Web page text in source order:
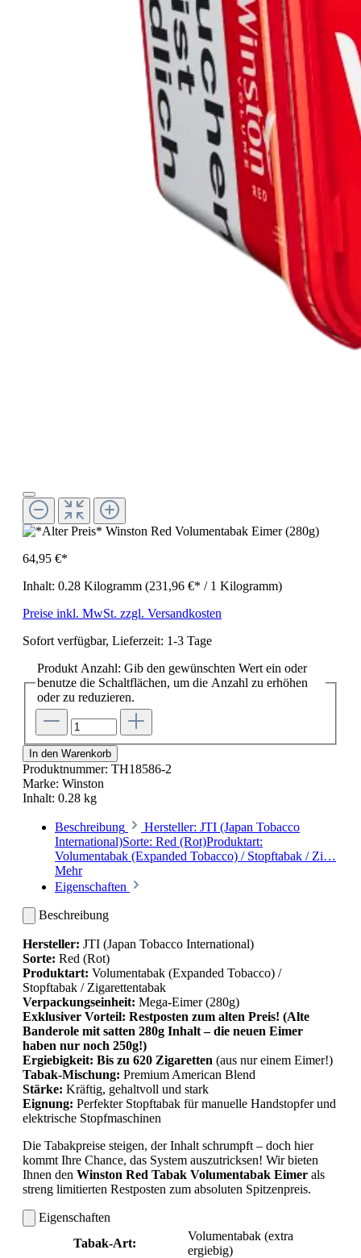
64,95 €*
Inhalt: 0.28 Kilogramm (231,96 €* / 1 Kilogramm)
Preise inkl. MwSt. zzgl. Versandkosten
Sofort verfügbar, Lieferzeit: 1-3 Tage
Produkt Anzahl: Gib den gewünschten Wert ein oder
benutze die Schaltflächen, um die Anzahl zu erhöhen
oder zu reduzieren.
In den Warenkorb
Produktnummer: TH18586-2
Marke: Winston
Inhalt: 0.28 kg
Beschreibung
Hersteller: JTI (Japan Tobacco
International)Sorte: Red (Rot)Produktart:
Volumentabak (Expanded Tobacco) / Stopftabak / Zi…
Mehr
Eigenschaften
Beschreibung
Hersteller: JTI (Japan Tobacco International)
Sorte: Red (Rot)
Produktart: Volumentabak (Expanded Tobacco) /
Stopftabak / Zigarettentabak
Verpackungseinheit: Mega-Eimer (280g)
Exklusiver Vorteil: Restposten zum alten Preis! (Alte
Banderole mit satten 280g Inhalt – die neuen Eimer
haben nur noch 250g!)
Ergiebigkeit: Bis zu 620 Zigaretten (aus nur einem Eimer!)
Tabak-Mischung: Premium American Blend
Stärke: Kräftig, gehaltvoll und stark
Eignung: Perfekter Stopftabak für manuelle Handstopfer und
elektrische Stopfmaschinen
Die Tabakpreise steigen, der Inhalt schrumpft – doch hier
kommt Ihre Chance, das System auszutricksen! Wir bieten
Ihnen den Winston Red Tabak Volumentabak Eimer als
streng limitierten Restposten zum absoluten Spitzenpreis.
Eigenschaften
Tabak-Art:
Volumentabak (extra
ergiebig)